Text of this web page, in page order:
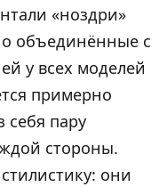
«ноздри»
объединённые с
у всех моделей
примерно
себя пару
стороны.
они